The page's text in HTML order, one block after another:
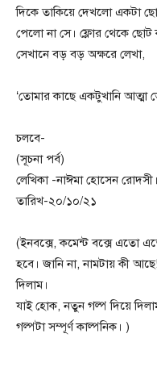
দিকে তাকিয়ে দেখলো একটা
পেলো না সে। ফ্লোর থেকে
সেখানে বড় বড় অক্ষরে লেখা,
‘তোমার কাছে একটুখানি আত্মা
চলবে-
(সূচনা পর্ব)
লেখিকা -নাঈমা হোসেন রোদসী।
তারিখ-২০/১০/২১
(ইনবক্সে, কমেন্ট বক্সে এতো
হবে। জানি না, নামটায় কী
দিলাম।
যাই হোক, নতুন গল্প দিয়ে
গল্পটা সম্পূর্ণ কাল্পনিক। )